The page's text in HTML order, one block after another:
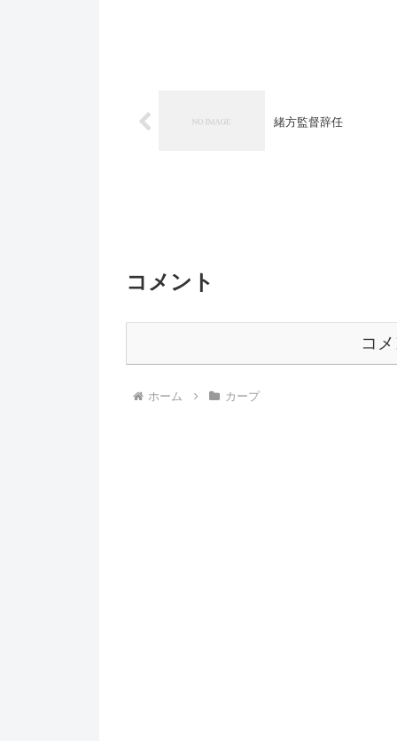
緒方監督辞任
コメント
コ
ホーム カープ